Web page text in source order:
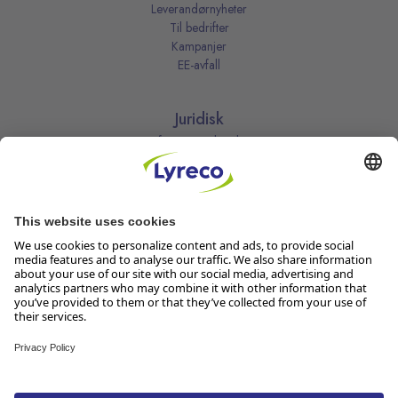
Leverandørnyheter
Til bedrifter
Kampanjer
EE-avfall
Juridisk
Informasjonskapsler
Kjøpsbetingelser
Personvernerklæring
Vilkår
Vilkår for kundeklubben
Åpenhetsloven
Endre dine personvernsinnstillinger